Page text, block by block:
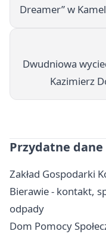
Dreamer” w
Dwudniowa
Kazimierz
Przydatne
Zakład Gospodarki
Bierawie - kontakt,
odpady
Dom Pomocy